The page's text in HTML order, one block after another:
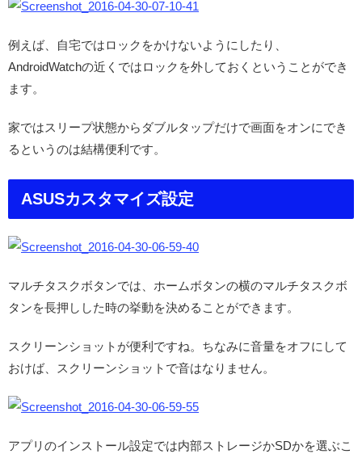
例えば、自宅ではロックをかけないようにしたり、
AndroidWatchの近くではロックを外しておくということができ
ます。
家ではスリープ状態からダブルタップだけで画面をオンにでき
るというのは結構便利です。
ASUSカスタマイズ設定
マルチタスクボタンでは、ホームボタンの横のマルチタスクボ
タンを長押しした時の挙動を決めることができます。
スクリーンショットが便利ですね。ちなみに音量をオフにして
おけば、スクリーンショットで音はなりません。
アプリのインストール設定では内部ストレージかSDかを選ぶこ